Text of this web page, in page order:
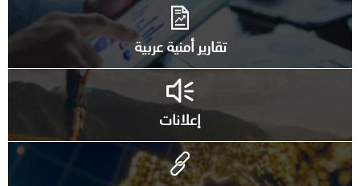
تقارير أمنية عربية
إعلانات